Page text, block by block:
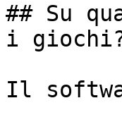
## Su
i
Il